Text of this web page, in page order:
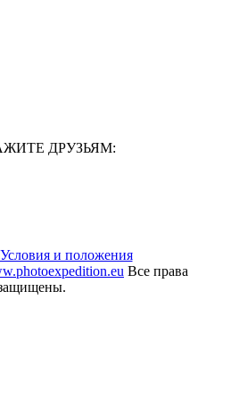
ДРУЗЬЯМ:
Условия и положения
Все права